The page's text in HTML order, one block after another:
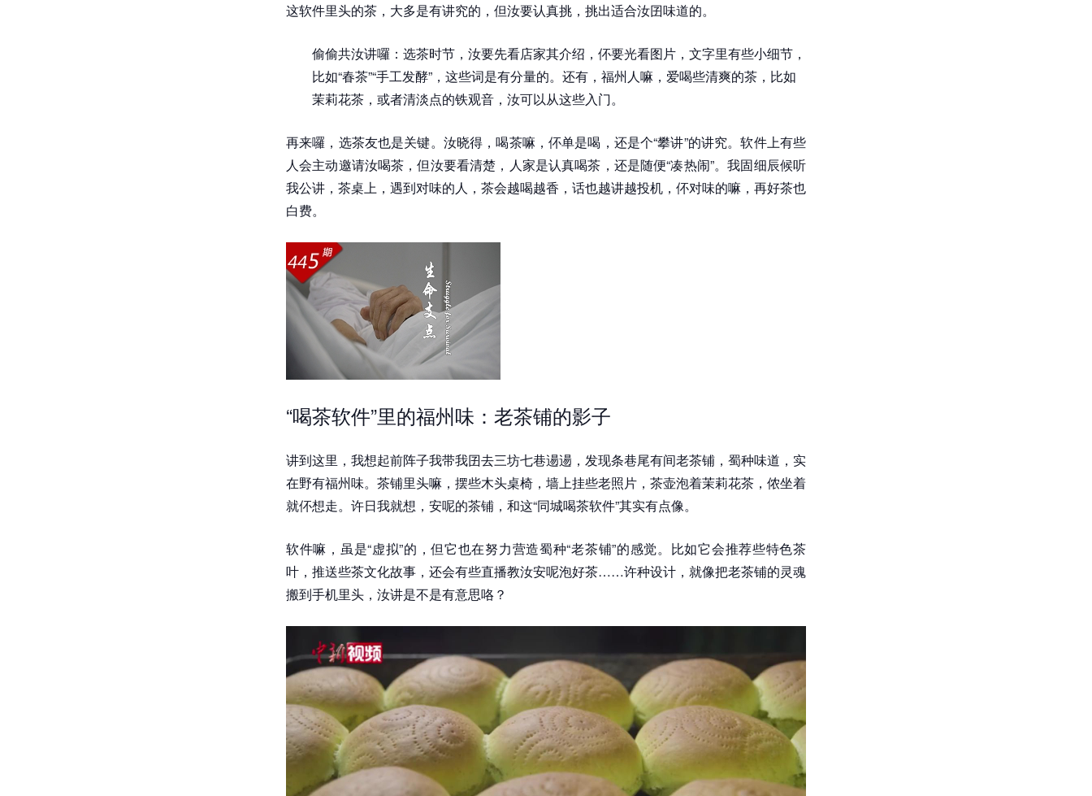
这软件里头的茶，大多是有讲究的，但汝要认真挑，挑出适合汝囝味道的。
偷偷共汝讲囉：选茶时节，汝要先看店家其介绍，伓要光看图片，文字里有些小细节，
比如“春茶”“手工发酵”，这些词是有分量的。还有，福州人嘛，爱喝些清爽的茶，比如
茉莉花茶，或者清淡点的铁观音，汝可以从这些入门。
再来囉，选茶友也是关键。汝晓得，喝茶嘛，伓单是喝，还是个“攀讲”的讲究。软件上有些
人会主动邀请汝喝茶，但汝要看清楚，人家是认真喝茶，还是随便“凑热闹”。我固细辰候听
我公讲，茶桌上，遇到对味的人，茶会越喝越香，话也越讲越投机，伓对味的嘛，再好茶也
白费。
“喝茶软件”里的福州味：老茶铺的影子
讲到这里，我想起前阵子我带我囝去三坊七巷逿逿，发现条巷尾有间老茶铺，蜀种味道，实
在野有福州味。茶铺里头嘛，摆些木头桌椅，墙上挂些老照片，茶壶泡着茉莉花茶，侬坐着
就伓想走。许日我就想，安呢的茶铺，和这“同城喝茶软件”其实有点像。
软件嘛，虽是“虚拟”的，但它也在努力营造蜀种“老茶铺”的感觉。比如它会推荐些特色茶
叶，推送些茶文化故事，还会有些直播教汝安呢泡好茶……许种设计，就像把老茶铺的灵魂
搬到手机里头，汝讲是不是有意思咯？